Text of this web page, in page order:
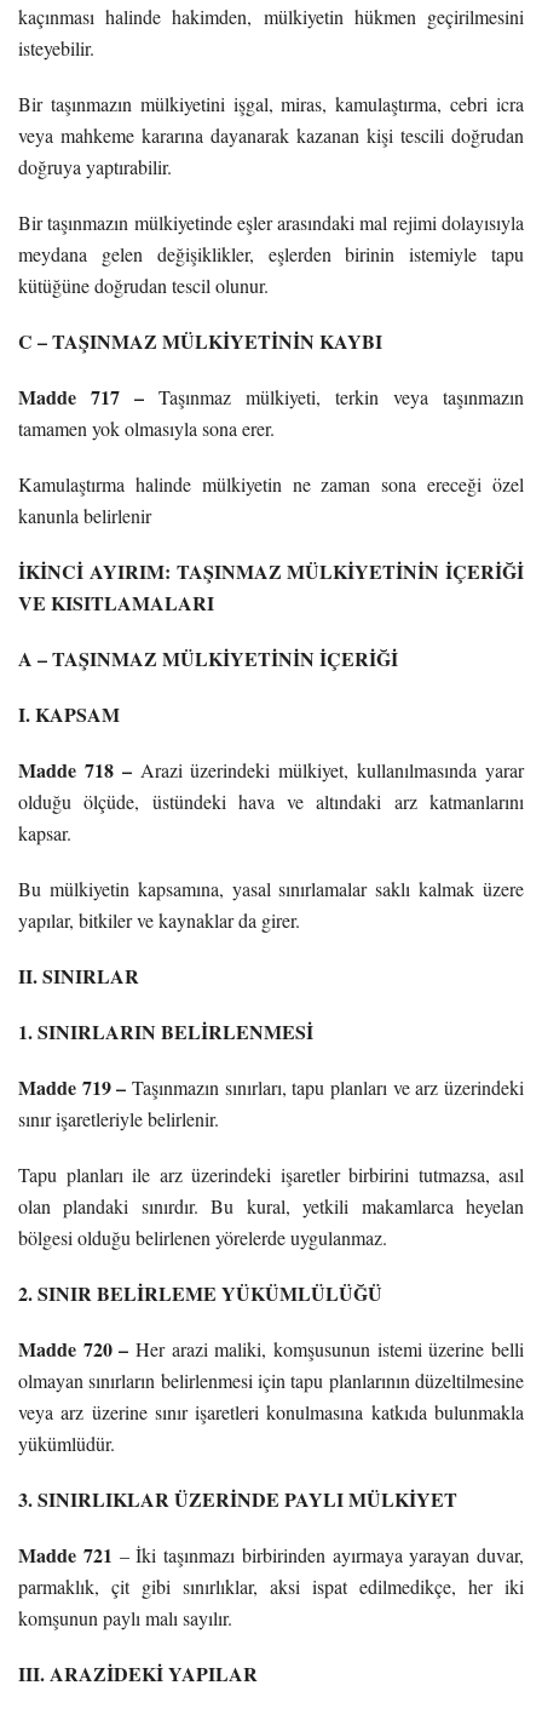
kaçınması halinde hakimden, mülkiyetin hükmen geçirilmesini
isteyebilir.
Bir taşınmazın mülkiyetini işgal, miras, kamulaştırma, cebri icra
veya mahkeme kararına dayanarak kazanan kişi tescili doğrudan
doğruya yaptırabilir.
Bir taşınmazın mülkiyetinde eşler arasındaki mal rejimi dolayısıyla
meydana gelen değişiklikler, eşlerden birinin istemiyle tapu
kütüğüne doğrudan tescil olunur.
C – TAŞINMAZ MÜLKİYETİNİN KAYBI
Madde 717 – Taşınmaz mülkiyeti, terkin veya taşınmazın
tamamen yok olmasıyla sona erer.
Kamulaştırma halinde mülkiyetin ne zaman sona ereceği özel
kanunla belirlenir
İKİNCİ AYIRIM: TAŞINMAZ MÜLKİYETİNİN İÇERİĞİ
VE KISITLAMALARI
A – TAŞINMAZ MÜLKİYETİNİN İÇERİĞİ
I. KAPSAM
Madde 718 – Arazi üzerindeki mülkiyet, kullanılmasında yarar
olduğu ölçüde, üstündeki hava ve altındaki arz katmanlarını
kapsar.
Bu mülkiyetin kapsamına, yasal sınırlamalar saklı kalmak üzere
yapılar, bitkiler ve kaynaklar da girer.
II. SINIRLAR
1. SINIRLARIN BELİRLENMESİ
Madde 719 – Taşınmazın sınırları, tapu planları ve arz üzerindeki
sınır işaretleriyle belirlenir.
Tapu planları ile arz üzerindeki işaretler birbirini tutmazsa, asıl
olan plandaki sınırdır. Bu kural, yetkili makamlarca heyelan
bölgesi olduğu belirlenen yörelerde uygulanmaz.
2. SINIR BELİRLEME YÜKÜMLÜLÜĞÜ
Madde 720 – Her arazi maliki, komşusunun istemi üzerine belli
olmayan sınırların belirlenmesi için tapu planlarının düzeltilmesine
veya arz üzerine sınır işaretleri konulmasına katkıda bulunmakla
yükümlüdür.
3. SINIRLIKLAR ÜZERİNDE PAYLI MÜLKİYET
Madde 721 – İki taşınmazı birbirinden ayırmaya yarayan duvar,
parmaklık, çit gibi sınırlıklar, aksi ispat edilmedikçe, her iki
komşunun paylı malı sayılır.
III. ARAZİDEKİ YAPILAR